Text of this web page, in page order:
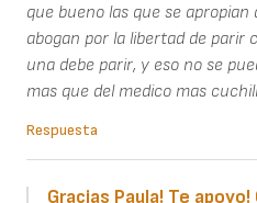
que bueno las que se apropian
abogan por la libertad de parir
una debe parir, y eso no se
mas que del medico mas
Respuesta
Gracias Paula! Te apoyo!